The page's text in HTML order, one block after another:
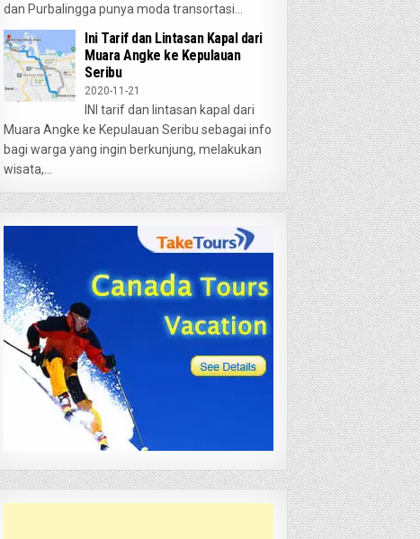
dan Purbalingga punya moda transortasi...
Ini Tarif dan Lintasan Kapal dari
Muara Angke ke Kepulauan
Seribu
2020-11-21
INI tarif dan lintasan kapal dari
Muara Angke ke Kepulauan Seribu sebagai info
bagi warga yang ingin berkunjung, melakukan
wisata,...